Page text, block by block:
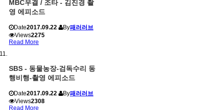
MBC우결 / 조타 - 김진경 촬
영 에피소드
Date2017.09.22 By패러러브
Views2275
Read More
SBS - 동물농장-검독수리 동
행비행-촬영 에피소드
Date2017.09.22 By패러러브
Views2308
Read More